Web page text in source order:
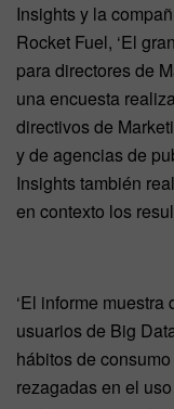
Insights y la
Rocket Fuel, ‘El
para directores de
una encuesta
directivos de
y de agencias de
Insights también
en contexto los
‘El informe
usuarios de Big
hábitos de
rezagadas en el